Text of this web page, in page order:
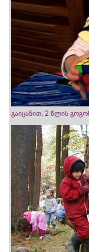
გაიცანით, 2 წლის